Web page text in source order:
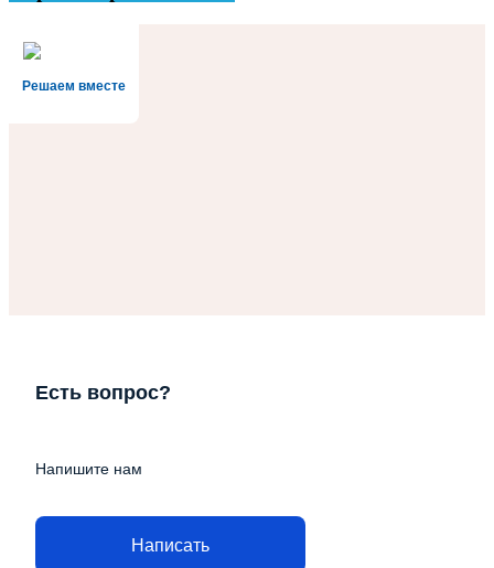
Решаем вместе
Есть вопрос?
Напишите нам
Написать